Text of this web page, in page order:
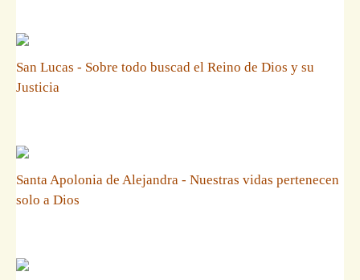
San Lucas - Sobre todo buscad el Reino de Dios y su
Justicia
Santa Apolonia de Alejandra - Nuestras vidas pertenecen
solo a Dios